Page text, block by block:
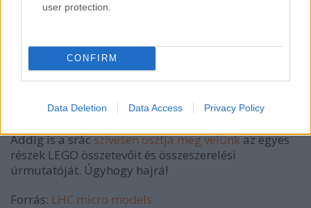
user protection.
CONFIRM
Data Deletion Data Access Privacy Policy
Addig is a srácszívesen osztja meg velünkaz egyes
részek LEGO összetevőit és összeszerelési
úrmutatóját. Úgyhogy hajrá!
Forrás: LHC micro models